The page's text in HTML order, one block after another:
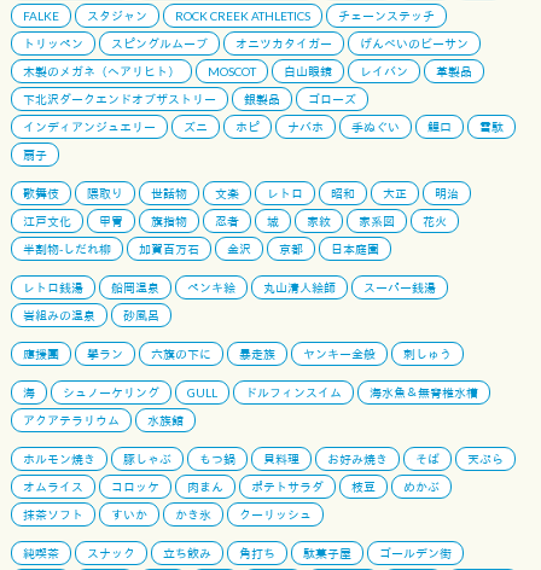
FALKE
スタジャン ROCK CREEK ATHLETICS
チェーンステッチ
トリッペン
スピングルムーブ オニツカタイガー
げんべいのビーサン
木製のメガネ（ヘアリヒト）
MOSCOT 白山眼鏡 レイバン
革製品
下北沢ダークエンドオブザストリー
銀製品
ゴローズ
インディアンジュエリー
ズニ ホピ ナバホ 手ぬぐい 鯉口
雪駄
扇子
歌舞伎 隈取り 世話物 文楽 レトロ 昭和 大正
明治
江戸文化
甲冑 旗指物 忍者 城 家紋 家系図
花火
半割物-しだれ柳
加賀百万石 金沢 京都 日本庭園
レトロ銭湯 船岡温泉 ペンキ絵 丸山清人絵師
スーパー銭湯
岩組みの温泉
砂風呂
應援團 學ラン 六旗の下に 暴走族 ヤンキー全般 刺しゅう
海 シュノーケリング GULL ドルフィンスイム
海水魚＆無脊椎水槽
アクアテラリウム
水族館
ホルモン焼き 豚しゃぶ もつ鍋 貝料理 お好み焼き そば
天ぷら
オムライス
コロッケ 肉まん ポテトサラダ 枝豆
めかぶ
抹茶ソフト
すいか かき氷 クーリッシュ
純喫茶 スナック 立ち飲み 角打ち 駄菓子屋
ゴールデン街